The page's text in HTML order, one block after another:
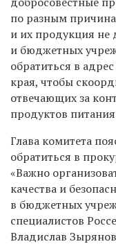
по разным
и их продукция не
и бюджетных
обратиться в
края, чтобы
отвечающих за
продуктов
Глава комитета
обратиться в
«Важно
качества и
в бюджетных
специалистов
Владислав